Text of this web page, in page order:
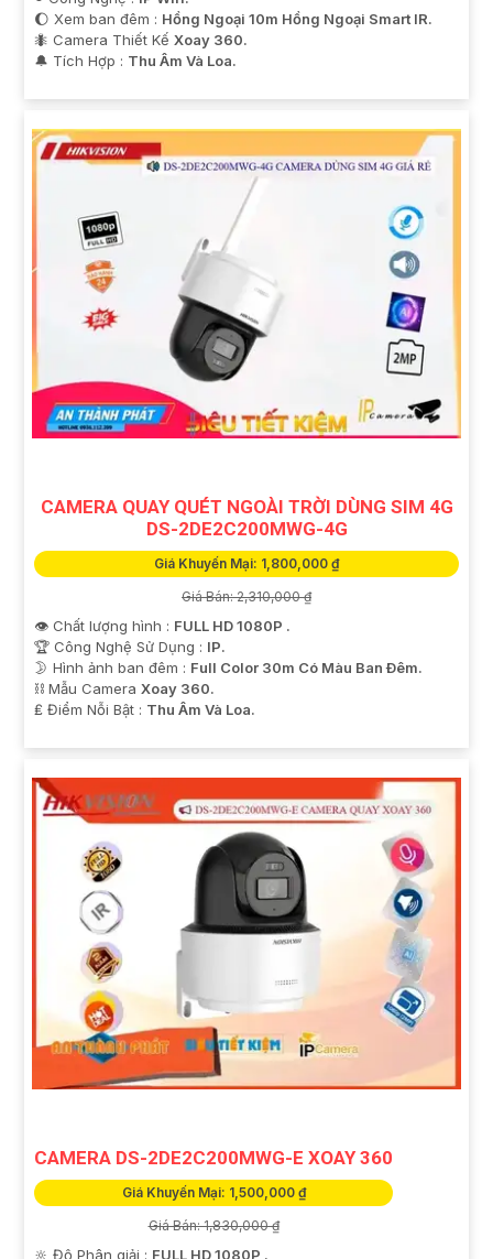
🌔 Xem ban đêm : Hồng Ngoại 10m Hồng Ngoại Smart IR.
🐜 Camera Thiết Kế Xoay 360.
️🔔 Tích Hợp : Thu Âm Và Loa.
CAMERA QUAY QUÉT NGOÀI TRỜI DÙNG SIM 4G
DS-2DE2C200MWG-4G
Giá Khuyến Mại: 1,800,000 ₫
Giá Bán: 2,310,000 ₫
👁 Chất lượng hình : FULL HD 1080P .
🏆 Công Nghệ Sử Dụng : IP.
🌛 Hình ảnh ban đêm : Full Color 30m Có Màu Ban Ðêm.
⛓ Mẫu Camera Xoay 360.
️₤ Điểm Nỗi Bật : Thu Âm Và Loa.
CAMERA DS-2DE2C200MWG-E XOAY 360
Giá Khuyến Mại: 1,500,000 ₫
Giá Bán: 1,830,000 ₫
🔆 Độ Phân giải : FULL HD 1080P .